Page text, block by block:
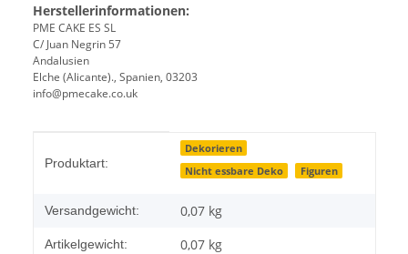
Herstellerinformationen:
PME CAKE ES SL
C/ Juan Negrin 57
Andalusien
Elche (Alicante)., Spanien, 03203
info@pmecake.co.uk
Produktart:
Dekorieren
Nicht essbare Deko
Figuren
Versandgewicht: 0,07 kg
Artikelgewicht: 0,07 kg